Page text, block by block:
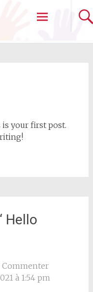
is your first post.
Hello
Commenter
à 1:54 pm